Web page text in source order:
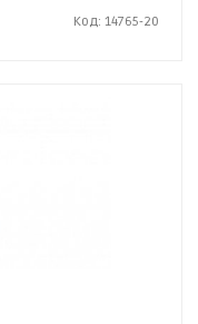
Код: 14765-20